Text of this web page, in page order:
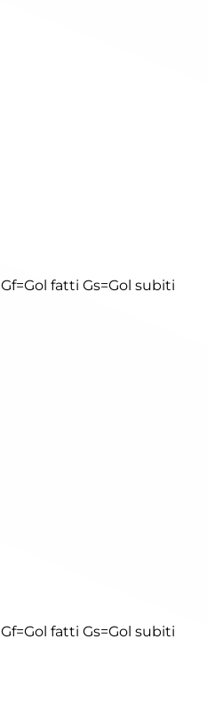
Gf=Gol fatti Gs=Gol subiti
Gf=Gol fatti Gs=Gol subiti